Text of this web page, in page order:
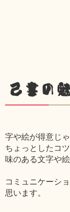
己書の
字や絵が得意じ
ちょっとしたコ
味のある文字や
コミュニケーシ
思います。